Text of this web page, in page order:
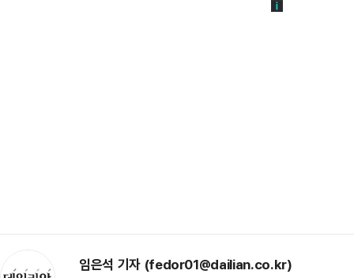
임은석 기자 (fedor01@dailian.co.kr)